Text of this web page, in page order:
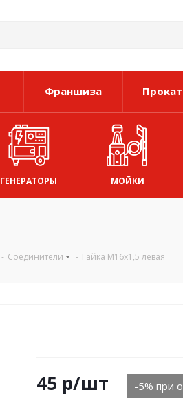
Франшиза Прокат
ГЕНЕРАТОРЫ МОЙКИ
- Соединители - Гайка М16х1,5 левая
45 р/шт -5% при